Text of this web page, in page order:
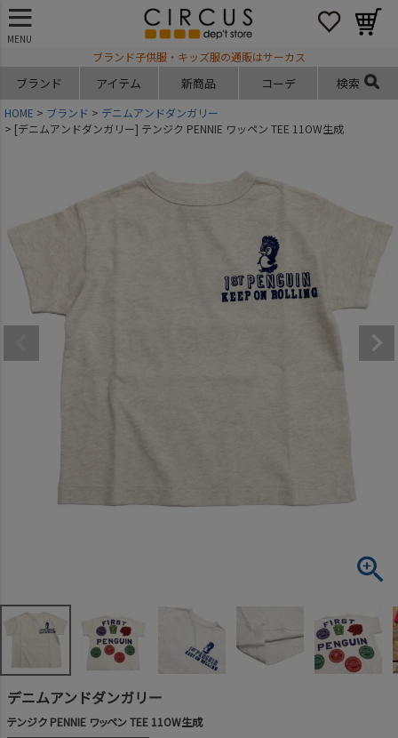
MENU
ブランド子供服・キッズ服の通販はサーカス
ブランド アイテム 新商品 コーデ 検索
HOME ブランド
デニムアンドダンガリー
[デニムアンドダンガリー] テンジク PENNIE ワッペン TEE 11OW生成
デニムアンドダンガリー
テンジク PENNIE ワッペン TEE 11OW生成